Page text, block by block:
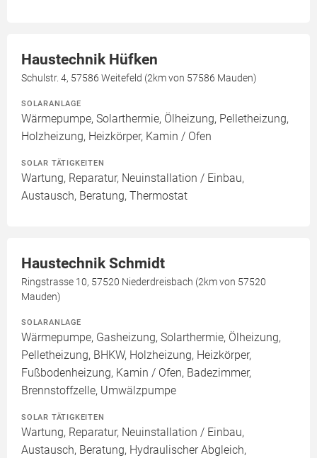
Haustechnik Hüfken
Schulstr. 4, 57586 Weitefeld (2km von 57586 Mauden)
SOLARANLAGE
Wärmepumpe, Solarthermie, Ölheizung, Pelletheizung,
Holzheizung, Heizkörper, Kamin / Ofen
SOLAR TÄTIGKEITEN
Wartung, Reparatur, Neuinstallation / Einbau,
Austausch, Beratung, Thermostat
Haustechnik Schmidt
Ringstrasse 10, 57520 Niederdreisbach (2km von 57520
Mauden)
SOLARANLAGE
Wärmepumpe, Gasheizung, Solarthermie, Ölheizung,
Pelletheizung, BHKW, Holzheizung, Heizkörper,
Fußbodenheizung, Kamin / Ofen, Badezimmer,
Brennstoffzelle, Umwälzpumpe
SOLAR TÄTIGKEITEN
Wartung, Reparatur, Neuinstallation / Einbau,
Austausch, Beratung, Hydraulischer Abgleich,